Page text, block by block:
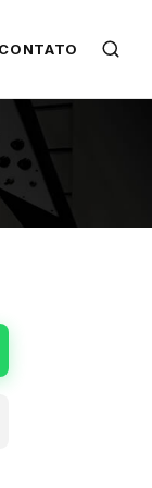
CONTATO